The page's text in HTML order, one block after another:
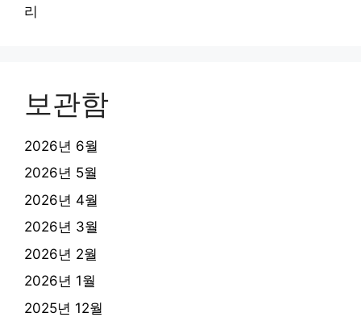
리
보관함
2026년 6월
2026년 5월
2026년 4월
2026년 3월
2026년 2월
2026년 1월
2025년 12월